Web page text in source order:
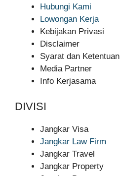
Hubungi Kami
Lowongan Kerja
Kebijakan Privasi
Disclaimer
Syarat dan Ketentuan
Media Partner
Info Kerjasama
DIVISI
Jangkar Visa
Jangkar Law Firm
Jangkar Travel
Jangkar Property